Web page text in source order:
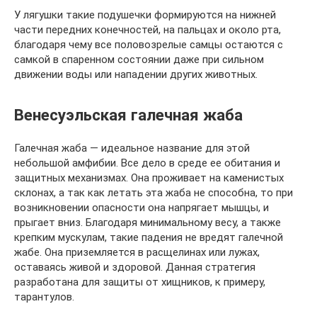
У лягушки такие подушечки формируются на нижней
части передних конечностей, на пальцах и около рта,
благодаря чему все половозрелые самцы остаются с
самкой в спаренном состоянии даже при сильном
движении воды или нападении других животных.
Венесуэльская галечная жаба
Галечная жаба — идеальное название для этой
небольшой амфибии. Все дело в среде ее обитания и
защитных механизмах. Она проживает на каменистых
склонах, а так как летать эта жаба не способна, то при
возникновении опасности она напрягает мышцы, и
прыгает вниз. Благодаря минимальному весу, а также
крепким мускулам, такие падения не вредят галечной
жабе. Она приземляется в расщелинах или лужах,
оставаясь живой и здоровой. Данная стратегия
разработана для защиты от хищников, к примеру,
тарантулов.